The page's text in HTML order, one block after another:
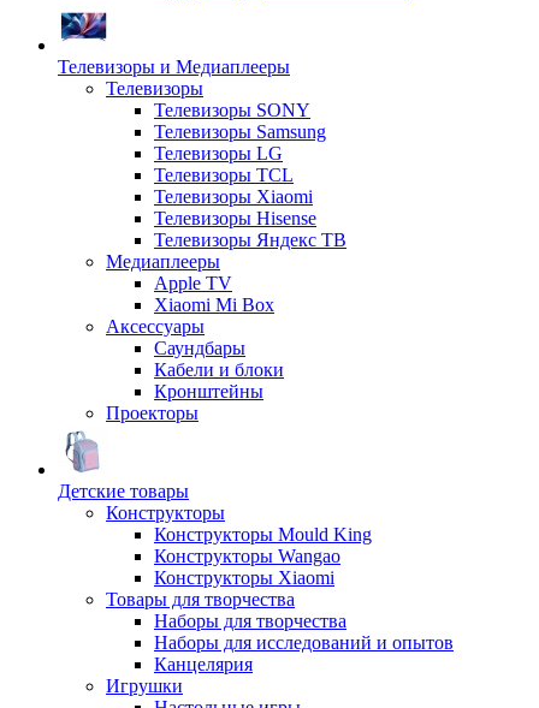
Телевизоры и Медиаплееры
Телевизоры
Телевизоры SONY
Телевизоры Samsung
Телевизоры LG
Телевизоры TCL
Телевизоры Xiaomi
Телевизоры Hisense
Телевизоры Яндекс ТВ
Медиаплееры
Apple TV
Xiaomi Mi Box
Аксессуары
Саундбары
Кабели и блоки
Кронштейны
Проекторы
Детские товары
Конструкторы
Конструкторы Mould King
Конструкторы Wangao
Конструкторы Xiaomi
Товары для творчества
Наборы для творчества
Наборы для исследований и опытов
Канцелярия
Игрушки